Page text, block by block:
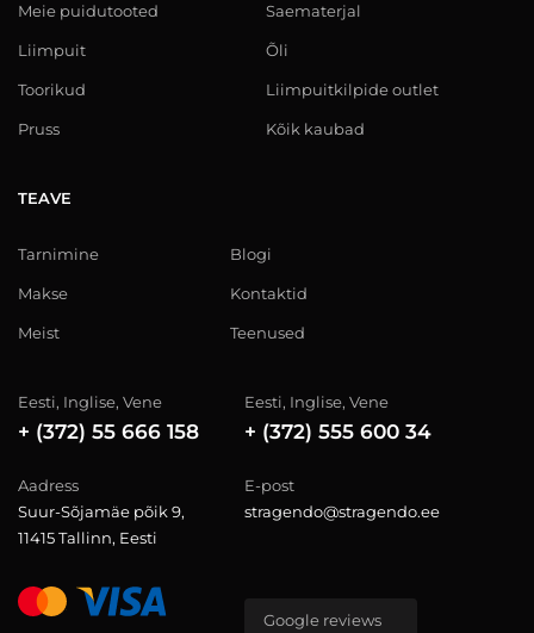
Meie puidutooted
Liimpuit
Toorikud
Pruss
Saematerjal
Õli
Liimpuitkilpide outlet
Kõik kaubad
TEAVE
Tarnimine
Makse
Meist
Blogi
Kontaktid
Teenused
Eesti, Inglise, Vene
+ (372) 55 666 158
Eesti, Inglise, Vene
+ (372) 555 600 34
Aadress
Suur-Sõjamäe põik 9,
11415 Tallinn, Eesti
E-post
stragendo@stragendo.ee
Google reviews